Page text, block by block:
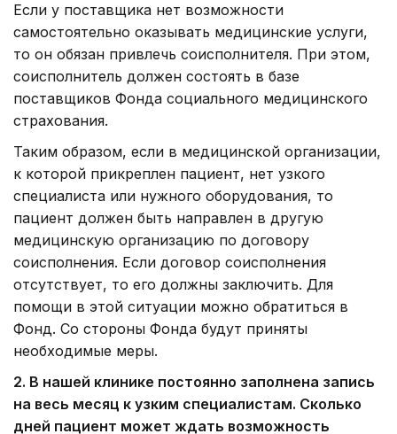
Если у поставщика нет возможности
самостоятельно оказывать медицинские услуги,
то он обязан привлечь соисполнителя. При этом,
соисполнитель должен состоять в базе
поставщиков Фонда социального медицинского
страхования.
Таким образом, если в медицинской организации,
к которой прикреплен пациент, нет узкого
специалиста или нужного оборудования, то
пациент должен быть направлен в другую
медицинскую организацию по договору
соисполнения. Если договор соисполнения
отсутствует, то его должны заключить. Для
помощи в этой ситуации можно обратиться в
Фонд. Со стороны Фонда будут приняты
необходимые меры.
2. В нашей клинике постоянно заполнена запись
на весь месяц к узким специалистам. Сколько
дней пациент может ждать возможность